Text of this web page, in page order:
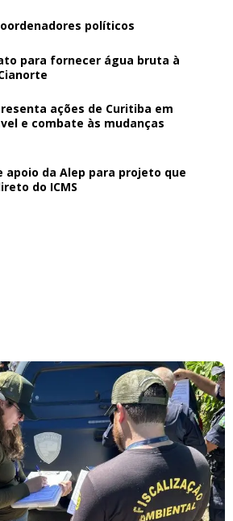
políticos
para fornecer água bruta à
ações de Curitiba em
e combate às mudanças
apoio da Alep para projeto que
do ICMS